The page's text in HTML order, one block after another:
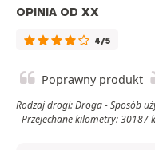
OPINIA OD XX
4/5
Poprawny produkt
Rodzaj drogi: Droga - Sposób
- Przejechane kilometry: 30187